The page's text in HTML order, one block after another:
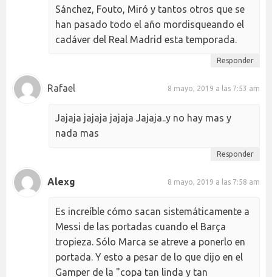
Sánchez, Fouto, Miró y tantos otros que se
han pasado todo el año mordisqueando el
cadáver del Real Madrid esta temporada.
Responder
Rafael 8 mayo, 2019 a las 7:53 am
Jajaja jajaja jajaja Jajaja..y no hay mas y
nada mas
Responder
Alexg 8 mayo, 2019 a las 7:58 am
Es increíble cómo sacan sistemáticamente a
Messi de las portadas cuando el Barça
tropieza. Sólo Marca se atreve a ponerlo en
portada. Y esto a pesar de lo que dijo en el
Gamper de la "copa tan linda y tan